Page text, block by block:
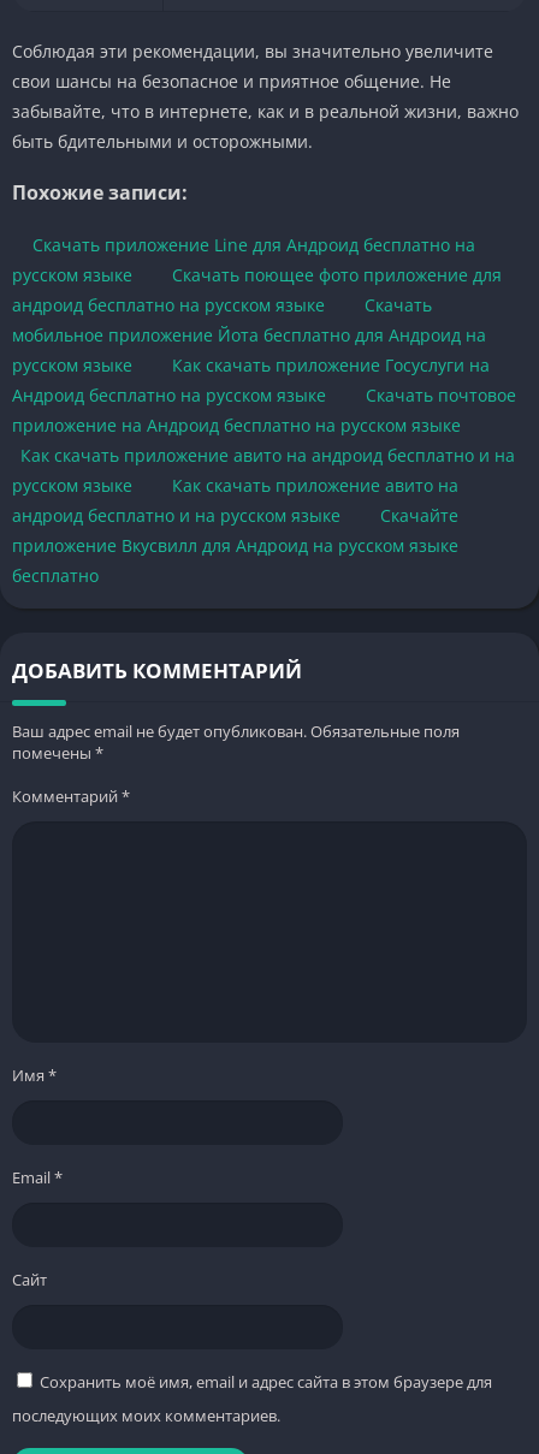
Соблюдая эти рекомендации, вы значительно увеличите
свои шансы на безопасное и приятное общение. Не
забывайте, что в интернете, как и в реальной жизни, важно
быть бдительными и осторожными.
Похожие записи:
Скачать приложение Line для Андроид бесплатно на
русском языке
Скачать поющее фото приложение для
андроид бесплатно на русском языке
Скачать
мобильное приложение Йота бесплатно для Андроид на
русском языке
Как скачать приложение Госуслуги на
Андроид бесплатно на русском языке
Скачать почтовое
приложение на Андроид бесплатно на русском языке
Как скачать приложение авито на андроид бесплатно и на
русском языке
Как скачать приложение авито на
андроид бесплатно и на русском языке
Скачайте
приложение Вкусвилл для Андроид на русском языке
бесплатно
ДОБАВИТЬ КОММЕНТАРИЙ
Ваш адрес email не будет опубликован.Обязательные поля
помечены *
Комментарий*
Имя *
Email*
Сайт
Сохранить моё имя, email и адрес сайта в этом браузере для
последующих моих комментариев.